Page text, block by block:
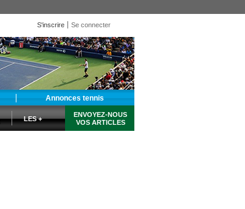
S'inscrire Se connecter
Annonces tennis
LES +
ENVOYEZ-NOUS
VOS ARTICLES